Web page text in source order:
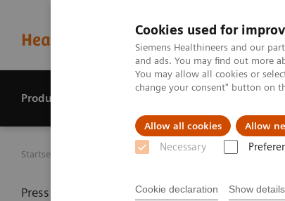
Cookies used for
Siemens Healthineers and our
and ads. You may find out more
You may allow all cookies or
change your consent" button on
Allow all cookies Allow
Necessary
Cookie declaration Show details
Produkte & Services
Startseite Presse Center Presseinformationen
Press release